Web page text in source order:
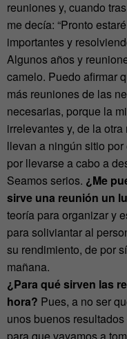
reuniones y, cuando
me decía: “Pronto
importantes y
Algunos años y
camelo. Puedo afirmar
más reuniones de las
necesarias, porque la
irrelevantes y, de la
llevan a ningún sitio
por llevarse a cabo a
Seamos serios. ¿Me
sirve una reunión un
teoría para organizar y
para soliviantar al
su rendimiento, de por
mañana.
¿Para qué sirven las
hora? Pues, a no ser
unos buenos
para que vayamos a